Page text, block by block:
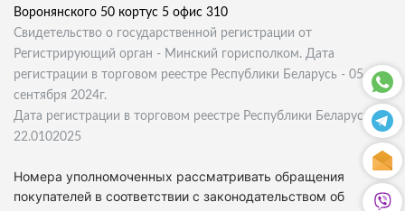
Воронянского 50 кортус 5 офис 310
Свидетельство о государственной регистрации от
Регистрирующий орган - Минский горисполком. Дата
регистрации в торговом реестре Республики Беларусь - 05
сентября 2024г.
Дата регистрации в торговом реестре Республики Беларусь
22.0102025
Номера уполномоченных рассматривать обращения
покупателей в соответствии с законодательством об